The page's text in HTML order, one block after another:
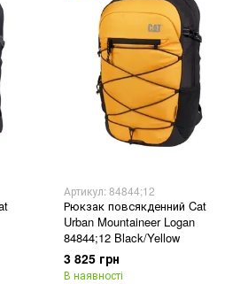
Артикул: 84844;12
Рюкзак повсякденний Cat
Urban Mountaineer Logan
84844;12 Black/Yellow
3 825 грн
В наявності